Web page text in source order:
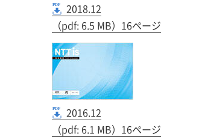
2018.12
（pdf: 6.5 MB）16ページ
2016.12
（pdf: 6.1 MB）16ページ